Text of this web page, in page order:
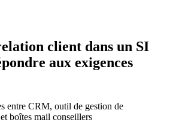
client dans un SI
aux exigences
entre CRM, outil de gestion de
boîtes mail conseillers